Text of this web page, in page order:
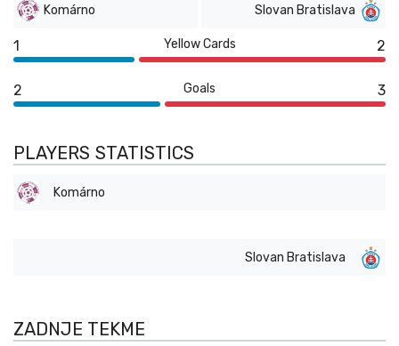
Komárno Slovan Bratislava
1 Yellow Cards 2
2 Goals 3
PLAYERS STATISTICS
Komárno
Slovan Bratislava
ZADNJE TEKME